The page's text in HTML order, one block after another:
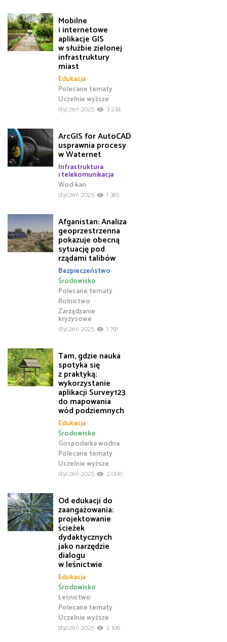
Mobilne
i internetowe
aplikacje GIS
w służbie zielonej
infrastruktury
miast
Edukacja
Polecane tematy
Uczelnie wyższe
styczeń 2025
3 234
ArcGIS for AutoCAD
usprawnia procesy
w Waternet
Infrastruktura
i telekomunikacja
Wod-kan
styczeń 2025
1 365
Afganistan: Analiza
geoprzestrzenna
pokazuje obecną
sytuację pod
rządami talibów
Bezpieczeństwo
Polecane tematy
Rolnictwo
Środowisko
Zarządzanie
kryzysowe
styczeń 2025
1 791
Tam, gdzie nauka
spotyka się
z praktyką:
wykorzystanie
aplikacji Survey123
do mapowania
wód podziemnych
Edukacja
Gospodarka wodna
Polecane tematy
Środowisko
Uczelnie wyższe
styczeń 2025
2 000
Od edukacji do
zaangażowania:
projektowanie
ścieżek
dydaktycznych
jako narzędzie
dialogu
w leśnictwie
Edukacja
Leśnictwo
Polecane tematy
Środowisko
Uczelnie wyższe
styczeń 2025
2 106